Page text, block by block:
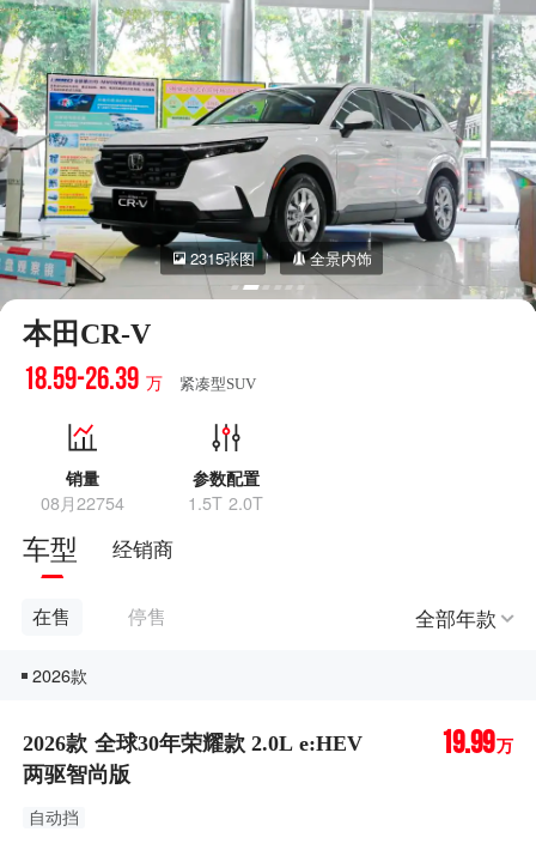
2315张图 全景内饰
本田CR-V
18.59-26.39 万 紧凑型SUV
销量
08月22754
参数配置
1.5T 2.0T
车型 经销商
在售 停售 全部年款
2026款
2026款 全球30年荣耀款 2.0L e:HEV
两驱智尚版
19.99万
自动挡